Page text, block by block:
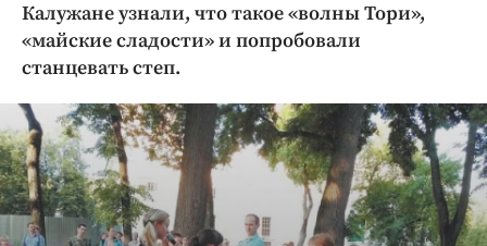
Авто и транспорт
Благоустройство
Криминал
Культура
Недвижимость и ЖКХ
Образование
Общество
Калужане узнали, что такое «волны Тори»,
«майские сладости» и попробовали
станцевать степ.